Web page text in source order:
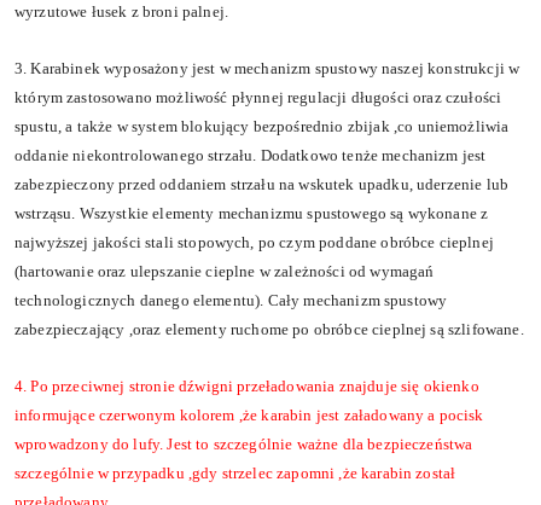
wyrzutowe łusek z broni palnej.
3. Karabinek wyposażony jest w mechanizm spustowy naszej konstrukcji w
którym zastosowano możliwość płynnej regulacji długości oraz czułości
spustu, a także w system blokujący bezpośrednio zbijak ,co uniemożliwia
oddanie niekontrolowanego strzału. Dodatkowo tenże mechanizm jest
zabezpieczony przed oddaniem strzału na wskutek upadku, uderzenie lub
wstrząsu. Wszystkie elementy mechanizmu spustowego są wykonane z
najwyższej jakości stali stopowych, po czym poddane obróbce cieplnej
(hartowanie oraz ulepszanie cieplne w zależności od wymagań
technologicznych danego elementu). Cały mechanizm spustowy
zabezpieczający ,oraz elementy ruchome po obróbce cieplnej są szlifowane.
4. Po przeciwnej stronie dźwigni przeładowania znajduje się okienko
informujące czerwonym kolorem ,że karabin jest załadowany a pocisk
wprowadzony do lufy. Jest to szczególnie ważne dla bezpieczeństwa
szczególnie w przypadku ,gdy strzelec zapomni ,że karabin został
przeładowany.